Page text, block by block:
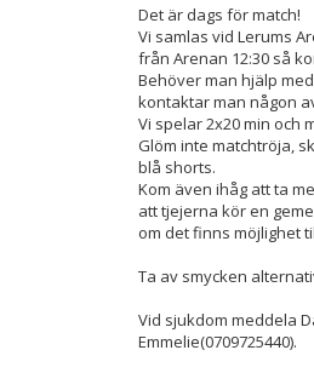
Det är dags för match!
Vi samlas vid Lerums
från Arenan 12:30 så
Behöver man hjälp
kontaktar man någon
Vi spelar 2x20 min och
Glöm inte matchtröja,
blå shorts.
Kom även ihåg att ta
att tjejerna kör en
om det finns möjlighet
Ta av smycken
Vid sjukdom meddela
Emmelie(0709725440).